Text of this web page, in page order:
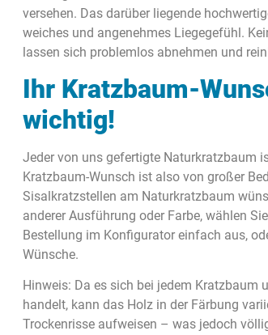
versehen. Das darüber liegende
weiches und angenehmes Liegegefühl.
lassen sich problemlos abnehmen und
Ihr Kratzbaum-
wichtig!
Jeder von uns gefertigte Naturkratzbaum
Kratzbaum-Wunsch ist also von großer
Sisalkratzstellen am Naturkratzbaum
anderer Ausführung oder Farbe, wählen
Bestellung im Konfigurator einfach aus,
Wünsche.
Hinweis: Da es sich bei jedem Kratzbaum
handelt, kann das Holz in der Färbung
Trockenrisse aufweisen – was jedoch